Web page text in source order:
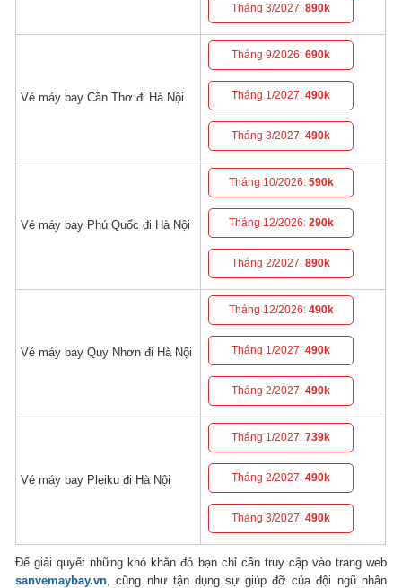
Tháng 3/2027:890k
Vé máy bay Cần Thơ đi Hà Nội
Tháng 9/2026:690k
Tháng 1/2027:490k
Tháng 3/2027:490k
Vé máy bay Phú Quốc đi Hà Nội
Tháng 10/2026: 590k
Tháng 12/2026: 290k
Tháng 2/2027:890k
Vé máy bay Quy Nhơn đi Hà Nội
Tháng 12/2026: 490k
Tháng 1/2027:490k
Tháng 2/2027:490k
Vé máy bay Pleiku đi Hà Nội
Tháng 1/2027:739k
Tháng 2/2027:490k
Tháng 3/2027:490k
Để giải quyết những khó khăn đó bạn chỉ cần truy cập vào trang web
sanvemaybay.vn , cũng như tận dụng sự giúp đỡ của đội ngũ nhân